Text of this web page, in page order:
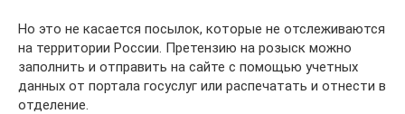
Но это не касается посылок, которые не отслеживаются
на территории России. Претензию на розыск можно
заполнить и отправить на сайте с помощью учетных
данных от портала госуслуг или распечатать и отнести в
отделение.